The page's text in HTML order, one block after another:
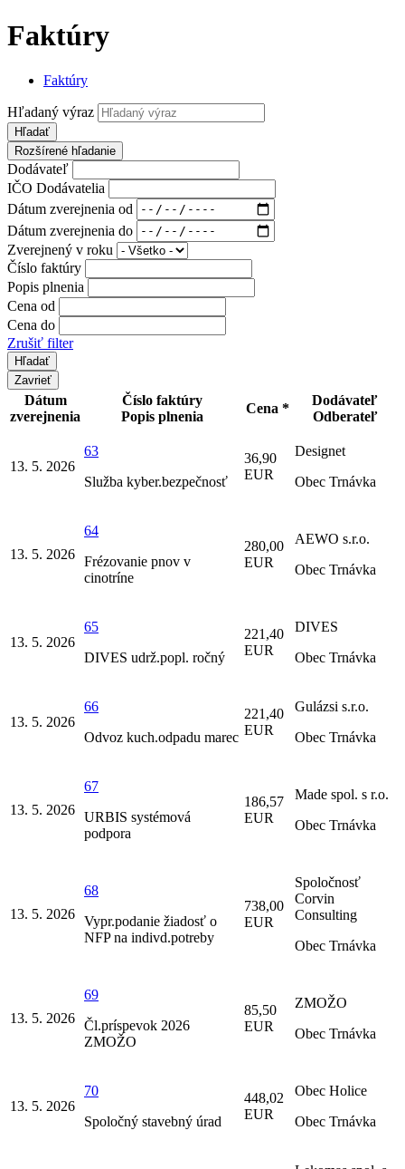
Faktúry
Faktúry
Hľadaný výraz
Hľadať
Rozšírené hľadanie
Dodávateľ
IČO Dodávatelia
Dátum zverejnenia od
Dátum zverejnenia do
Zverejnený v roku
Číslo faktúry
Popis plnenia
Cena od
Cena do
Zrušiť filter
Zavrieť
Dátum
zverejnenia
Číslo faktúry
Popis plnenia
Cena *
Dodávateľ
Odberateľ
13. 5. 2026
63
Služba kyber.bezpečnosť
36,90
EUR
Designet
Obec Trnávka
13. 5. 2026
64
Frézovanie pnov v
cinotríne
280,00
EUR
AEWO s.r.o.
Obec Trnávka
13. 5. 2026
65
DIVES udrž.popl. ročný
221,40
EUR
DIVES
Obec Trnávka
13. 5. 2026
66
Odvoz kuch.odpadu marec
221,40
EUR
Gulázsi s.r.o.
Obec Trnávka
13. 5. 2026
67
URBIS systémová
podpora
186,57
EUR
Made spol. s r.o.
Obec Trnávka
13. 5. 2026
68
Vypr.podanie žiadosť o
NFP na indivd.potreby
738,00
EUR
Spoločnosť
Corvin
Consulting
Obec Trnávka
13. 5. 2026
69
Čl.príspevok 2026
ZMOŽO
85,50
EUR
ZMOŽO
Obec Trnávka
13. 5. 2026
70
Spoločný stavebný úrad
448,02
EUR
Obec Holice
Obec Trnávka